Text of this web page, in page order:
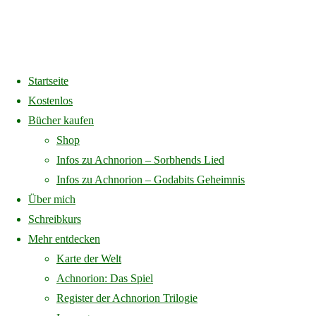
Startseite
Kostenlos
Bücher kaufen
Shop
Infos zu Achnorion – Sorbhends Lied
Infos zu Achnorion – Godabits Geheimnis
Über mich
Schreibkurs
Mehr entdecken
Karte der Welt
Achnorion: Das Spiel
Register der Achnorion Trilogie
Home
Zahlungsarten
Zahlungsarten
Karte
Vorkasse
Bestellnummer als Verwendungszweck. Wichtig: Deine
Bestellung wird erst nach Geldeingang auf unserem Konto